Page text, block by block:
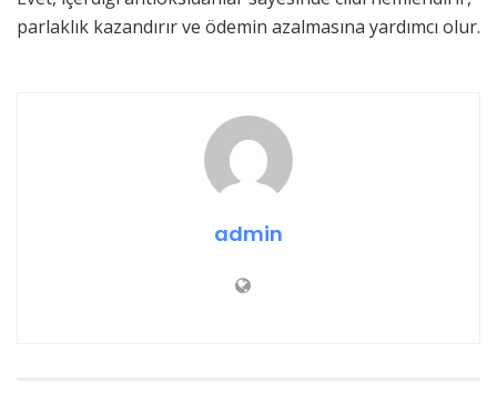
parlaklık kazandırır ve ödemin azalmasına yardımcı olur.
admin